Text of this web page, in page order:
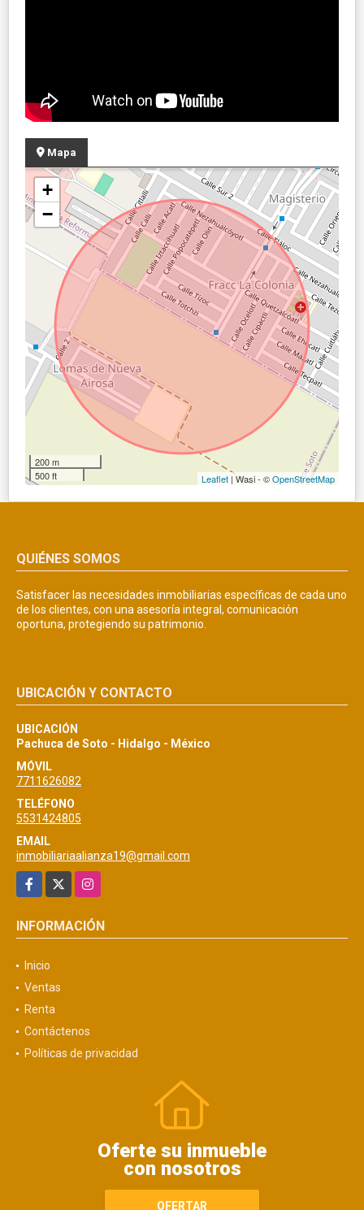
Mapa
+
−
200 m
500 ft
Leaflet | Wasi - ©OpenStreetMap
QUIÉNES SOMOS
Satisfacer las necesidades inmobiliarias específicas de cada uno
de los clientes, con una asesoría integral, comunicación
oportuna, protegiendo su patrimonio.
UBICACIÓN Y CONTACTO
UBICACIÓN
Pachuca de Soto - Hidalgo - México
MÓVIL
7711626082
TELÉFONO
5531424805
EMAIL
inmobiliariaalianza19@gmail.com
Facebook
Instagram
INFORMACIÓN
Inicio
Ventas
Renta
Contáctenos
Políticas de privacidad
Oferte su inmueble
con nosotros
OFERTAR